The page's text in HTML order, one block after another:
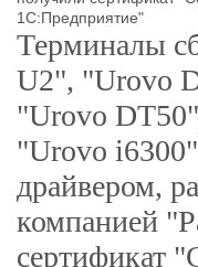
1С:Предприятие"
Терминалы
U2", "Urovo
"Urovo
"Urovo
драйвером,
компанией
сертификат